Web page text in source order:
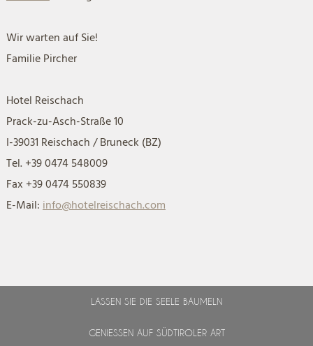
Wir warten auf Sie!
Familie Pircher
Hotel Reischach
Prack-zu-Asch-Straße 10
I-39031 Reischach / Bruneck (BZ)
Tel. +39 0474 548009
Fax +39 0474 550839
E-Mail:info@hotelreischach.com
LASSEN SIE DIE SEELE BAUMELN
GENIESSEN AUF SÜDTIROLER ART